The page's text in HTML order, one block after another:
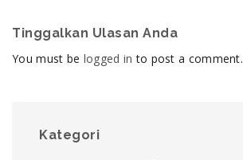
Tinggalkan Ulasan Anda
You must be logged in to post a comment.
Kategori